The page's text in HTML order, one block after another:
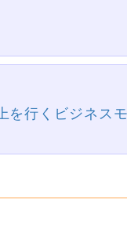
を行くビジネス